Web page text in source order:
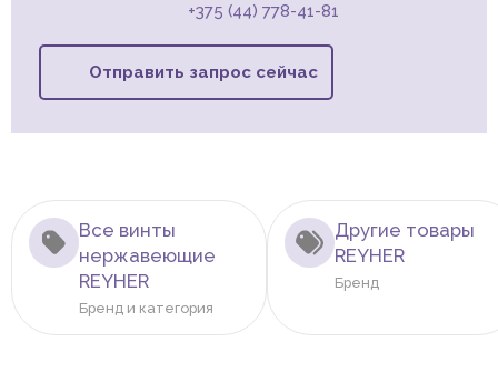
+375 (44) 778-41-81
Отправить запрос сейчас
Все винты
нержавеющие
REYHER
Бренд и категория
Другие товары
REYHER
Бренд